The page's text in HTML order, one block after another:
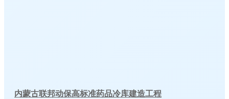
内蒙古联邦动保高标准药品冷库建造工程